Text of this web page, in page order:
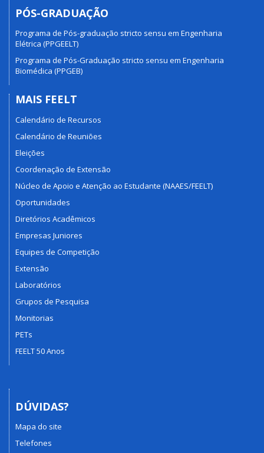
PÓS-GRADUAÇÃO
Programa de Pós-graduação stricto sensu em Engenharia
Elétrica (PPGEELT)
Programa de Pós-Graduação stricto sensu em Engenharia
Biomédica (PPGEB)
MAIS FEELT
Calendário de Recursos
Calendário de Reuniões
Eleições
Coordenação de Extensão
Núcleo de Apoio e Atenção ao Estudante (NAAES/FEELT)
Oportunidades
Diretórios Acadêmicos
Empresas Juniores
Equipes de Competição
Extensão
Laboratórios
Grupos de Pesquisa
Monitorias
PETs
FEELT 50 Anos
DÚVIDAS?
Mapa do site
Telefones